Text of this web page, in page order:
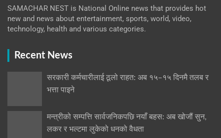
SAMACHAR NEST is National Online news that provides hot
new and news about entertainment, sports, world, video,
technology, health and various categories.
Recent News
सरकारी कर्मचारीलाई ठूलो राहत: अब १५–१५ दिनमै तलब र
भत्ता पाइने
मन्त्रीको सम्पत्ति सार्वजनिकपछि नयाँ बहस: अब खोजौं सुन,
लकर र भल्टमा लुकेको धनको वैधता